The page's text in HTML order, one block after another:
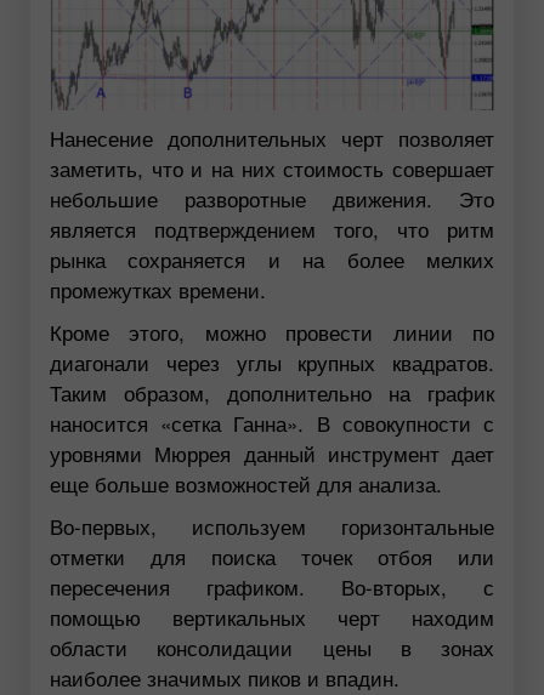
Нанесение дополнительных черт позволяет
заметить, что и на них стоимость совершает
небольшие разворотные движения. Это
является подтверждением того, что ритм
рынка сохраняется и на более мелких
промежутках времени.
Кроме этого, можно провести линии по
диагонали через углы крупных квадратов.
Таким образом, дополнительно на график
наносится «сетка Ганна». В совокупности с
уровнями Мюррея данный инструмент дает
еще больше возможностей для анализа.
Во-первых, используем горизонтальные
отметки для поиска точек отбоя или
пересечения графиком. Во-вторых, с
помощью вертикальных черт находим
области консолидации цены в зонах
наиболее значимых пиков и впадин.